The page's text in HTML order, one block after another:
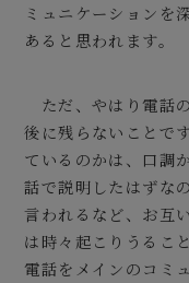
ミュニケーションを
あると思われます。
ただ、やはり電話
後に残らないことで
ているのかは、口調
話で説明したはずな
言われるなど、お互
は時々起こりうること
電話をメインのコミ